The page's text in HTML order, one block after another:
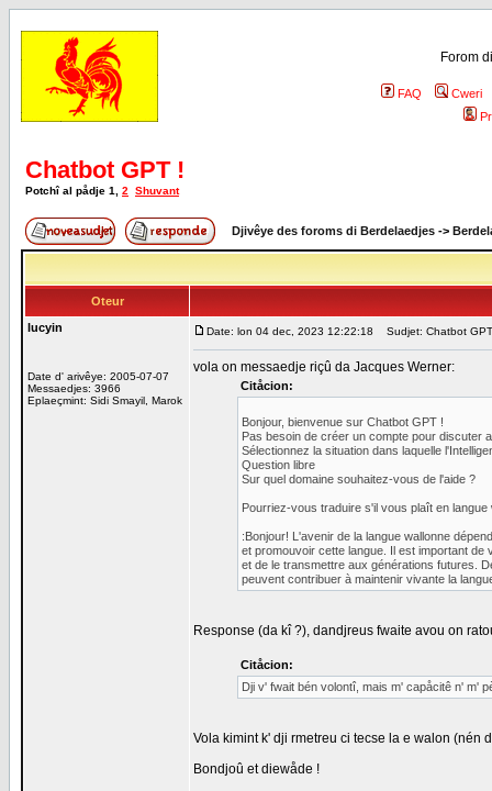
Forom
FAQ
Cweri
Chatbot GPT !
Potchî al pådje 1 2 Shuvant
Djivêye des foroms di Berdelaedjes ->
Oteur
lucyin
Date d' arivêye: 2005-07-07
Messaedjes: 3966
Eplaeçmint: Sidi Smayil, Marok
Date: lon 04 dec, 2023 12:22:18 Sudjet: Chatbot
vola on messaedje riçû da Jacques Werner:
Citåcion:
Bonjour, bienvenue sur Chatbot GPT !
Pas besoin de créer un compte pour discuter
Sélectionnez la situation dans laquelle
Question libre
Sur quel domaine souhaitez-vous de l'aide ?
Pourriez-vous traduire s'il vous plaît en langue
:Bonjour! L'avenir de la langue wallonne
et promouvoir cette langue. Il est important
et de le transmettre aux générations futures.
peuvent contribuer à maintenir vivante la
Response (da kî ?), dandjreus fwaite avou on
Citåcion:
Dji v' fwait bén volontî, mais m' capåcitê n' m'
Vola kimint k' dji rmetreu ci tecse la e walon (nén
Bondjoû et diewåde !